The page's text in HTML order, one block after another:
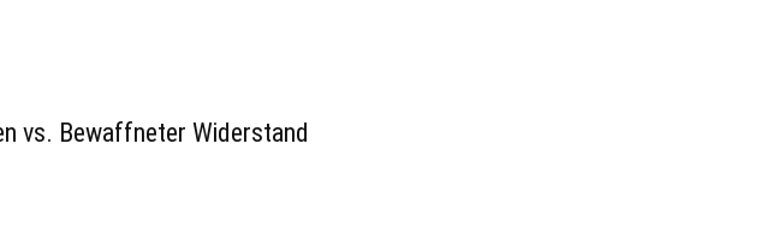
vs. Bewaffneter Widerstand